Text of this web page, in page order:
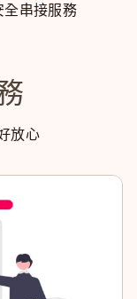
全串接服務
放心